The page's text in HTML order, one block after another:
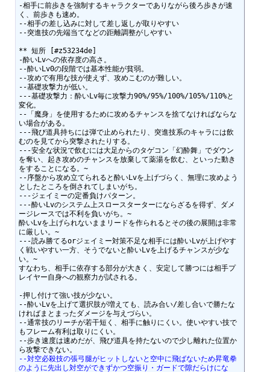
-相手に前歩きを強制するキャラクターでありながら後ろ歩きが速
く、前歩きも速め。
--相手の差し込みに対して差し返しが取りやすい
--突進技の先端当てなどの距離調整がしやすい
** 短所 [#z53234de]
-酔いLvへの依存度の高さ。
--酔いLv0の段階では基本性能が貧弱。
--攻めで有用な技が使えず、攻めこむのが難しい。
--基礎攻撃力が低い。
---基礎攻撃力：酔いLv毎に攻撃力90%/95%/100%/105%/110%と
変化。
--「魔身」を使用するために攻めるチャンスを捨てなければならな
い場合がある。
---飛び道具持ちには弾で止められたり、突進技系のキャラには飲
むのを見てから突撃されたりする。
---安全な状況で飲むには大足からのタゲコン「幻酔舞」でダウン
を奪い、起き攻めのチャンスを放棄して薬湯を飲む、といった動き
をすることになる。~
--序盤から攻め立てられると酔いLvを上げづらく、無理に攻めよう
としたところを倒されてしまいがち。
---ジェイミーの定番負けパターン。
---酔いLvのシステム上スロースターターにならざるを得ず、ダメ
ージレースでは不利を負いがち。~
酔いLvを上げられないままリードを作られるとその後の展開は非常
に厳しい。~
---読み勝てるorジェイミー対策不足な相手には酔いLvが上げやす
く戦いやすい一方、そうでないと酔いLvを上げるチャンスが少な
い。~
すなわち、相手に依存する部分が大きく、安定して勝つには相手プ
レイヤー自身への観察力が試される。
-押し付けて強い技が少ない。
--酔いLvを上げて選択肢が増えても、読み合い/差し合いで勝たな
ければまとまったダメージを与えづらい。
--通常技のリーチが若干短く、相手に触りにくい。使いやすい技で
もフレーム有利は取りにくい。
--歩き速度は速めだが、飛び道具を持たないので少し離れた位置か
--対空必殺技の張弓腿がヒットしないと空中に飛ばないため昇竜拳
のように先出し対空ができずかつ空振り・ガードで隙だらけにな